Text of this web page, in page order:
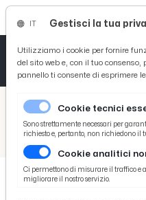
/
/
Ascoli Piceno, Matteo
Gestisci la tua
Utilizziamo i cookie per fornire
del sito web e, con il tuo
pannello ti consente di esprimere
Cookie tecnici
Sono strettamente necessari per
richiesto e, pertanto, non richiedono il
Cookie analitici
Ci permettono di misurare il traffico e
migliorare il nostro servizio.
Tutto News
Tutto Sport
Basket
Ciclismo
Tutto Curiosità